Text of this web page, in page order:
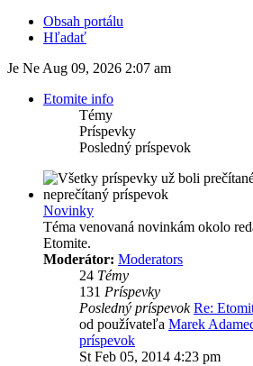
Obsah portálu
Hľadať
Je Ne Aug 09, 2026 2:07 am
Etomite info
Témy
Príspevky
Posledný príspevok
Novinky
Téma venovaná novinkám okolo
Etomite.
Moderátor: Moderators
24 Témy
131 Príspevky
Posledný príspevok Re:
od používateľa Marek
príspevok
St Feb 05, 2014 4:23 pm